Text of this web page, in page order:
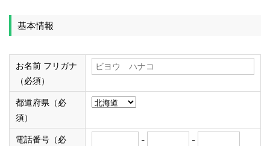
基本情報
お名前 フリガナ
（必須）
都道府県（必
須）
電話番号（必
- -